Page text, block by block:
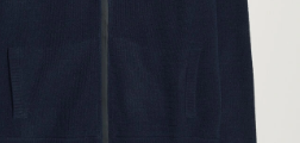
mere
udvalg